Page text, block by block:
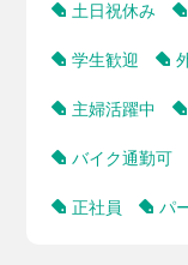
土日祝休み
学生歓迎
主婦活躍中
バイク通勤可
正社員 パ